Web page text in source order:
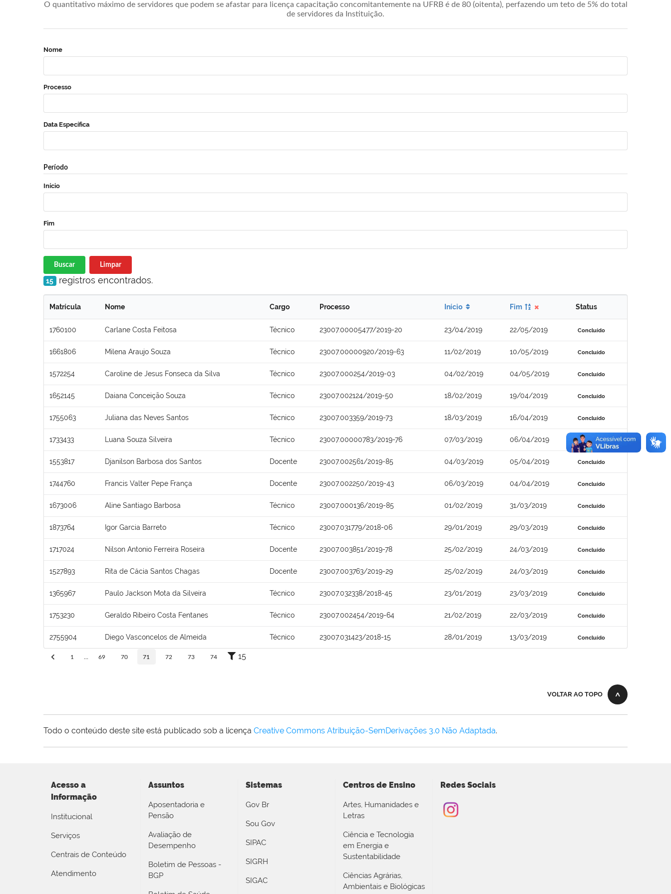
O quantitativo máximo de servidores que podem se afastar para licença capacitação concomitantemente na UFRB é de 80 (oitenta), perfazendo um teto de 5% do total
de servidores da Instituição.
Nome
Processo
Data Específica
Período
Início
Fim
Buscar Limpar
15 registros encontrados.
Matrícula Nome Cargo Processo Início Fim Status
1760100 Carlane Costa Feitosa Técnico 23007.00005477/2019-20 23/04/2019 22/05/2019 Concluído
1661806 Milena Araujo Souza Técnico 23007.00000920/2019-63 11/02/2019 10/05/2019 Concluído
1572254 Caroline de Jesus Fonseca da Silva Técnico 23007.000254/2019-03 04/02/2019 04/05/2019 Concluído
1652145 Daiana Conceição Souza Técnico 23007.002124/2019-50 18/02/2019 19/04/2019 Concluído
1755063 Juliana das Neves Santos Técnico 23007.003359/2019-73 18/03/2019 16/04/2019 Concluído
1733433 Luana Souza Silveira Técnico 23007.00000783/2019-76 07/03/2019 06/04/2019 Concluído
1553817 Djanilson Barbosa dos Santos Docente 23007.002561/2019-85 04/03/2019 05/04/2019 Concluído
1744760 Francis Valter Pepe França Docente 23007.002250/2019-43 06/03/2019 04/04/2019 Concluído
1673006 Aline Santiago Barbosa Técnico 23007.000136/2019-85 01/02/2019 31/03/2019 Concluído
1873764 Igor Garcia Barreto Técnico 23007.031779/2018-06 29/01/2019 29/03/2019 Concluído
1717024 Nilson Antonio Ferreira Roseira Docente 23007.003851/2019-78 25/02/2019 24/03/2019 Concluído
1527893 Rita de Cácia Santos Chagas Docente 23007.003763/2019-29 25/02/2019 24/03/2019 Concluído
1365967 Paulo Jackson Mota da Silveira Técnico 23007.032338/2018-45 23/01/2019 23/03/2019 Concluído
1753230 Geraldo Ribeiro Costa Fentanes Técnico 23007.002454/2019-64 21/02/2019 22/03/2019 Concluído
2755904 Diego Vasconcelos de Almeida Técnico 23007.031423/2018-15 28/01/2019 13/03/2019 Concluído
1 69 70 71 72 73 74 15
VOLTAR AO TOPO
Todo o conteúdo deste site está publicado sob a licença Creative Commons Atribuição-SemDerivações 3.0 Não Adaptada.
Acesso a
Informação
Institucional
Serviços
Centrais de Conteúdo
Atendimento
Assuntos
Aposentadoria e
Pensão
Avaliação de
Desempenho
Boletim de Pessoas -
BGP
Sistemas
Gov Br
Sou Gov
SIPAC
SIGRH
SIGAC
Centros de Ensino
Artes, Humanidades e
Letras
Ciência e Tecnologia
em Energia e
Sustentabilidade
Ciências Agrárias,
Ambientais e Biológicas
Redes Sociais